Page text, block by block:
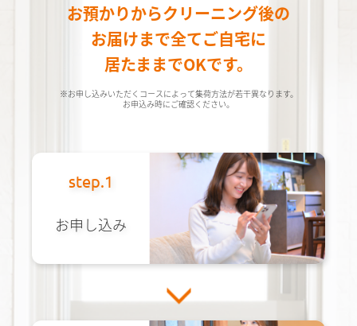
お預かりからクリーニング後の
お届けまで全てご自宅に
居たままでOKです。
※お申し込みいただくコースによって集荷方法が若干異なります。
お申込み時にご確認ください。
step.1
お申し込み